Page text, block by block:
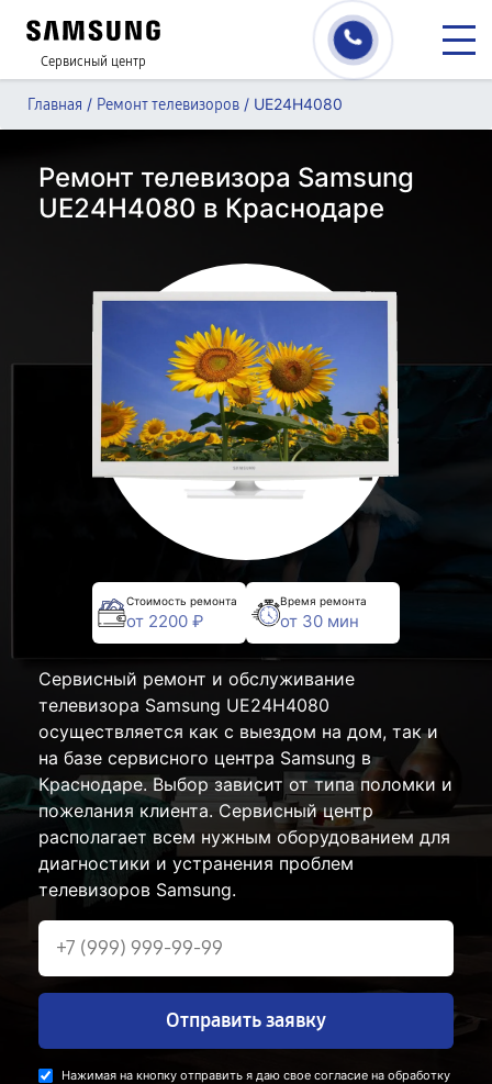
Сервисный центр
Главная / Ремонт телевизоров / UE24H4080
Ремонт телевизора Samsung
UE24H4080 в Краснодаре
Стоимость ремонта
от 2200 ₽
Время ремонта
от 30 мин
Сервисный ремонт и обслуживание
телевизора Samsung UE24H4080
осуществляется как с выездом на дом, так и
на базе сервисного центра Samsung в
Краснодаре. Выбор зависит от типа поломки и
пожелания клиента. Сервисный центр
располагает всем нужным оборудованием для
диагностики и устранения проблем
телевизоров Samsung.
Отправить заявку
Нажимая на кнопку отправить я даю свое согласие на обработку